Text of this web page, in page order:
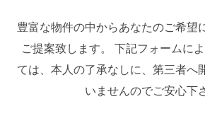
豊富な物件の中からあなたのご希望
ご提案致します。 下記フォームに
ては、本人の了承なしに、第三者へ
いませんのでご安心下